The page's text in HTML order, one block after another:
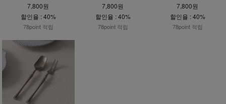
7,800원
할인율 : 40%
78point 적립
7,800원
할인율 : 40%
78point 적립
7,800원
할인율 : 40%
78point 적립